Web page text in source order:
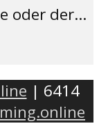
oder der...
| 6414